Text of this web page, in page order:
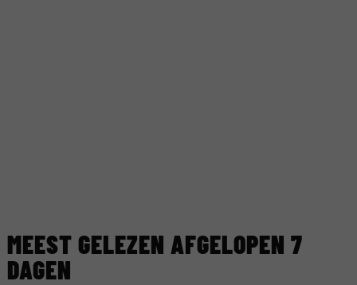
MEEST GELEZEN AFGELOPEN 7
DAGEN